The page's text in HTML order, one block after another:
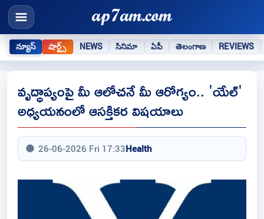
న్యూస్ షార్ట్స్ NEWS సినిమా ఏపీ తెలంగాణ REVIEWS
వృద్ధాప్యంపై మీ ఆలోచనే మీ ఆరోగ్యం.. 'యేల్'
అధ్యయనంలో ఆసక్తికర విషయాలు
26-06-2026 Fri 17:33Health